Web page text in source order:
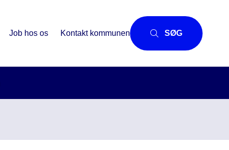
Job hos os Kontakt kommunen SØG